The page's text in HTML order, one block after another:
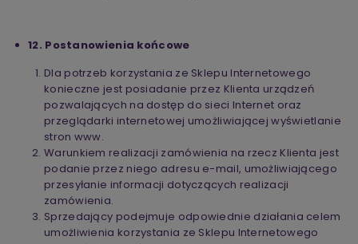
12. Postanowienia końcowe
Dla potrzeb korzystania ze Sklepu Internetowego
konieczne jest posiadanie przez Klienta urządzeń
pozwalających na dostęp do sieci Internet oraz
przeglądarki internetowej umożliwiającej wyświetlanie
stron www.
Warunkiem realizacji zamówienia na rzecz Klienta jest
podanie przez niego adresu e-mail, umożliwiającego
przesyłanie informacji dotyczących realizacji
zamówienia.
Sprzedający podejmuje odpowiednie działania celem
umożliwienia korzystania ze Sklepu Internetowego